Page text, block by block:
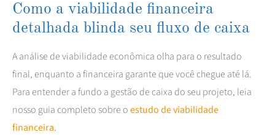
Como a viabilidade financeira
detalhada blinda seu fluxo de caixa
A análise de viabilidade econômica olha para o resultado
final, enquanto a financeira garante que você chegue até lá.
Para entender a fundo a gestão de caixa do seu projeto, leia
nosso guia completo sobre oestudo de viabilidade
financeira.